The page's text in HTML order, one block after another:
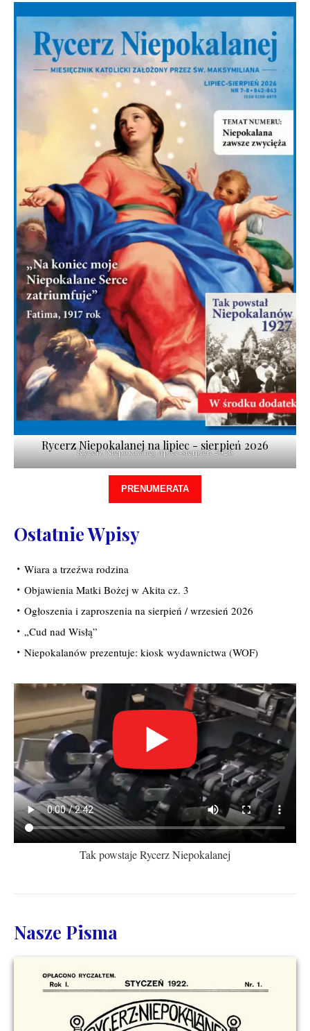
Rycerz Niepokalanej lipiec-sierpień 2026
Rycerz Niepokalanej na lipiec - sierpień 2026
PRENUMERATA
Ostatnie Wpisy
Wiara a trzeźwa rodzina
Objawienia Matki Bożej w Akita cz. 3
Ogłoszenia i zaproszenia na sierpień / wrzesień 2026
„Cud nad Wisłą”
Niepokalanów prezentuje: kiosk wydawnictwa (WOF)
Tak powstaje Rycerz Niepokalanej
Nasze Pisma